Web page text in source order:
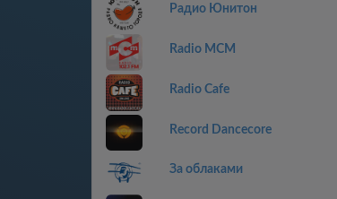
Радио Юнитон
Radio MCM
Radio Cafe
Record Dancecore
За облаками